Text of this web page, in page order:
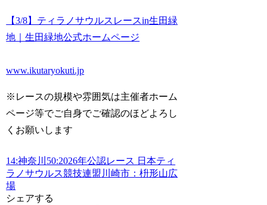
【3/8】ティラノサウルスレースin生田緑
地｜生田緑地公式ホームページ
www.ikutaryokuti.jp
※レースの規模や雰囲気は主催者ホーム
ページ等でご自身でご確認のほどよろし
くお願いします
14:神奈川 50:2026年公認レース 日本ティ
ラノサウルス競技連盟 川崎市：枡形山広
場
シェアする